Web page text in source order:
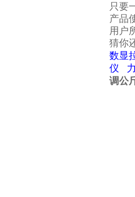
只要
产品
用户
猜你
数显
仪
调公